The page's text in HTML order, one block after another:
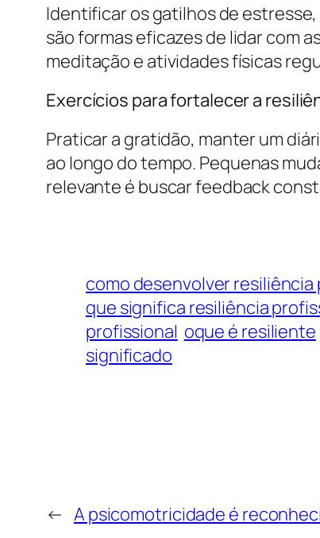
Identificar os gatilhos de
são formas eficazes de lidar com
meditação e atividades físicas
Exercícios para fortalecer a
Praticar a gratidão, manter um
ao longo do tempo. Pequenas
relevante é buscar feedback
como desenvolver resiliência
que significa resiliência
profissional oque é resiliente
significado
← A psicomotricidade é